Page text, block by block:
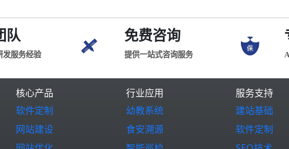
机场、监狱等
适用于监狱、学校、小区等
适用道
队
发服务经验
免费咨询
提供一站式咨询服务
核心产品
软件定制
网站建设
行业应用
幼教系统
食安溯源
服务支持
建站基础
软件定制